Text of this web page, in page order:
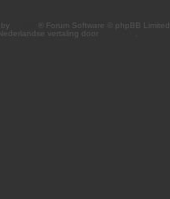
® Forum Software © phpBB Limited
vertaling door